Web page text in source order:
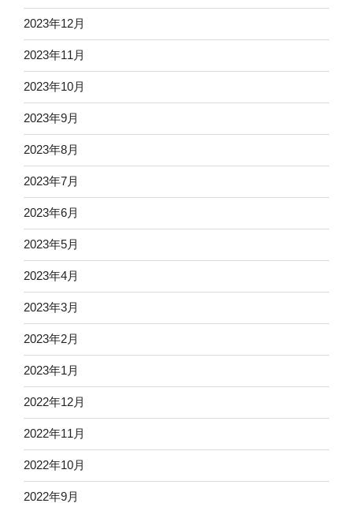
2023年12月
2023年11月
2023年10月
2023年9月
2023年8月
2023年7月
2023年6月
2023年5月
2023年4月
2023年3月
2023年2月
2023年1月
2022年12月
2022年11月
2022年10月
2022年9月